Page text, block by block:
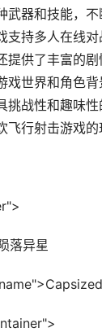
武器和技能，
支持多人在线
供了丰富的剧
世界和角色背
挑战性和趣味
行射击游戏的
落异星